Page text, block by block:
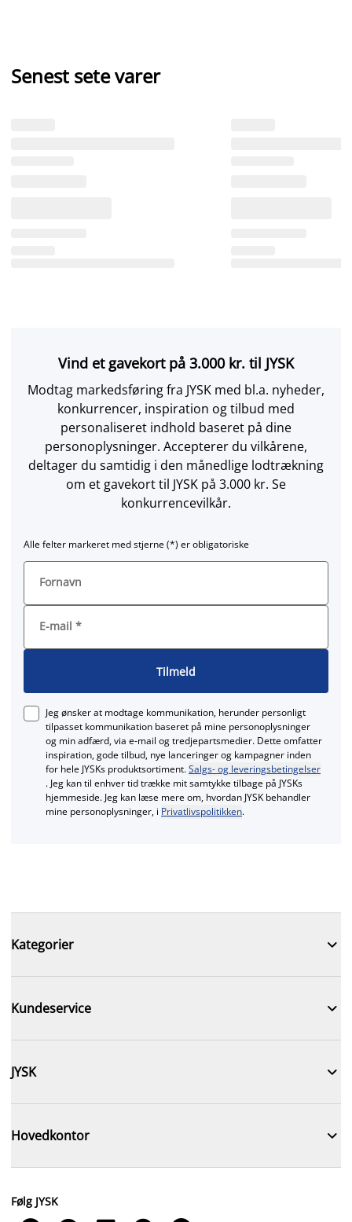
Senest sete varer
Vind et gavekort på 3.000 kr. til JYSK
Modtag markedsføring fra JYSK med bl.a. nyheder,
konkurrencer, inspiration og tilbud med
personaliseret indhold baseret på dine
personoplysninger. Accepterer du vilkårene,
deltager du samtidig i den månedlige lodtrækning
om et gavekort til JYSK på 3.000 kr. Se
konkurrencevilkår.
Alle felter markeret med stjerne (*) er obligatoriske
Fornavn
E-mail *
Tilmeld
Jeg ønsker at modtage kommunikation, herunder personligt
tilpasset kommunikation baseret på mine personoplysninger
og min adfærd, via e‑mail og tredjepartsmedier. Dette omfatter
inspiration, gode tilbud, nye lanceringer og kampagner inden
for hele JYSKs produktsortiment.Salgs- og leveringsbetingelser
. Jeg kan til enhver tid trække mit samtykke tilbage på JYSKs
hjemmeside. Jeg kan læse mere om, hvordan JYSK behandler
mine personoplysninger, i Privatlivspolitikken.
Kategorier 
Kundeservice 
JYSK 
Hovedkontor 
Følg JYSK